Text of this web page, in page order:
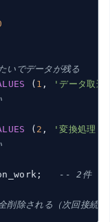
でデータが残る
( 1 ,
'データ取
( 2 , '変換処理'
-- 2件（保
除される（次回接続時